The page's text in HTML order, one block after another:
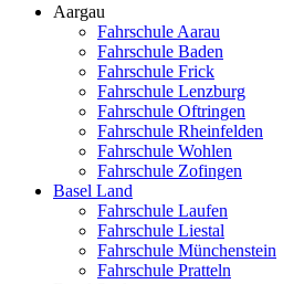
Aargau
Fahrschule Aarau
Fahrschule Baden
Fahrschule Frick
Fahrschule Lenzburg
Fahrschule Oftringen
Fahrschule Rheinfelden
Fahrschule Wohlen
Fahrschule Zofingen
Basel Land
Fahrschule Laufen
Fahrschule Liestal
Fahrschule Münchenstein
Fahrschule Pratteln